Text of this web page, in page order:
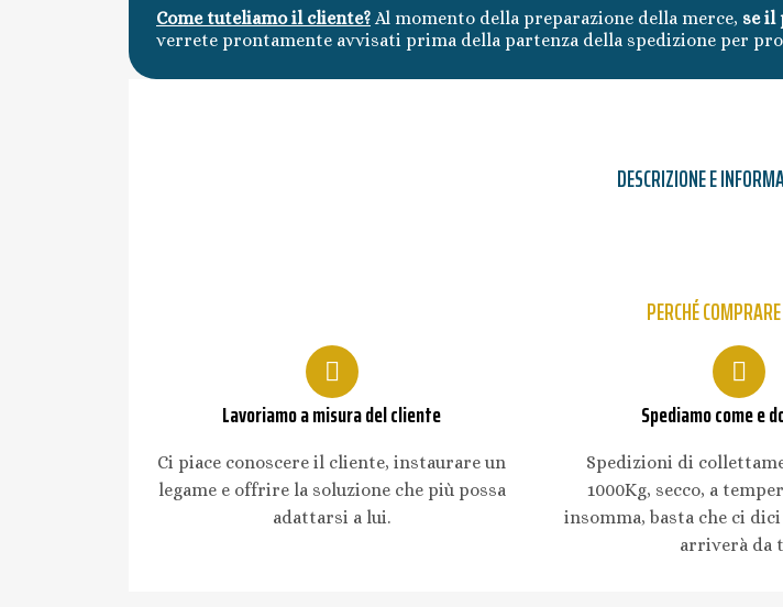
Come tuteliamo il cliente? Al momento della preparazione della merce, se il
verrete prontamente avvisati prima della partenza della spedizione per
DESCRIZIONE E
PERCHÉ
Lavoriamo a misura del cliente
Ci piace conoscere il cliente, instaurare un
legame e offrire la soluzione che più possa
adattarsi a lui.
Spediamo come e
Spedizioni di
1000Kg, secco, a
insomma, basta che ci
arriverà da